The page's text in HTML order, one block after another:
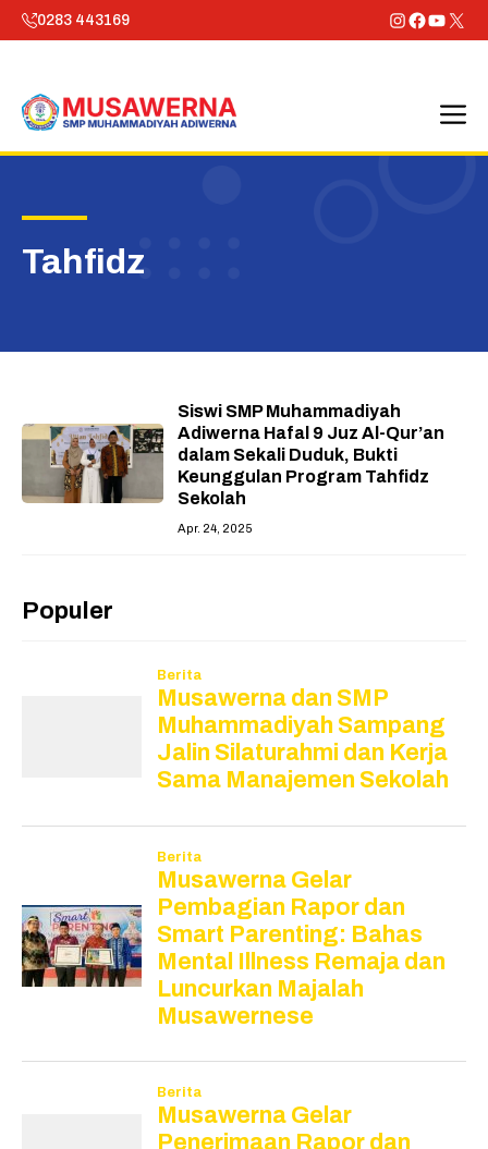
Skip
to
0283 443169 Instagram
X
Tahfidz
Siswi SMP Muhammadiyah
Adiwerna Hafal 9 Juz Al-Qur’an
dalam Sekali Duduk, Bukti
Keunggulan Program Tahfidz
Sekolah
Apr. 24, 2025
Populer